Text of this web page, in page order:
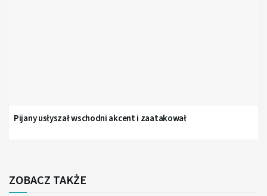
Pijany usłyszał wschodni akcent i zaatakował
ZOBACZ TAKŻE